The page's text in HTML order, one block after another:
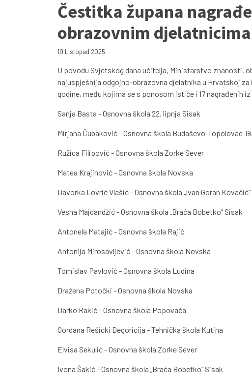
Čestitka župana
obrazovnim djelatnicima
10 Listopad 2025
U povodu Svjetskog dana učitelja, Ministarstvo znanosti,
najuspješnija odgojno-obrazovna djelatnika u Hrvatskoj
godine, među kojima se s ponosom ističe i 17 nagrađenih
Sanja Basta - Osnovna škola 22. lipnja Sisak
Mirjana Čubaković - Osnovna škola Budaševo-Topolovac-
Ružica Filipović - Osnovna škola Zorke Sever
Matea Krajinović - Osnovna škola Novska
Davorka Lovrić Vlašić - Osnovna škola „Ivan Goran Kovačić“
Vesna Majdandžić - Osnovna škola „Braća Bobetko“ Sisak
Antonela Matajić - Osnovna škola Rajić
Antonija Mirosavljević - Osnovna škola Novska
Tomislav Pavlović - Osnovna škola Ludina
Dražena Potočki - Osnovna škola Novska
Darko Rakić - Osnovna škola Popovača
Gordana Rešicki Degoricija - Tehnička škola Kutina
Elvisa Sekulić - Osnovna škola Zorke Sever
Ivona Šakić - Osnovna škola „Braća Bobetko“ Sisak